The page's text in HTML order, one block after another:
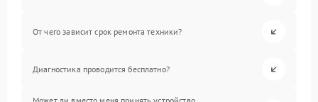
От чего зависит срок ремонта техники?
Диагностика проводится бесплатно?